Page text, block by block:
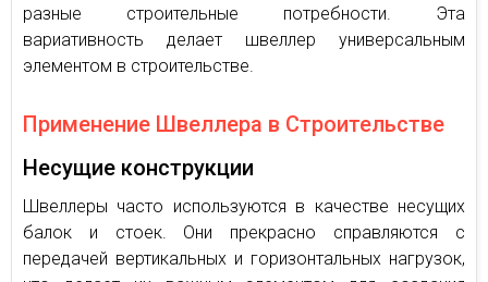
разные строительные потребности. Эта
вариативность делает швеллер универсальным
элементом в строительстве.
Применение Швеллера в Строительстве
Несущие конструкции
Швеллеры часто используются в качестве несущих
балок и стоек. Они прекрасно справляются с
передачей вертикальных и горизонтальных нагрузок,